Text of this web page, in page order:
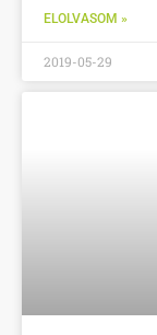
ELOLVASOM »
2019-05-29